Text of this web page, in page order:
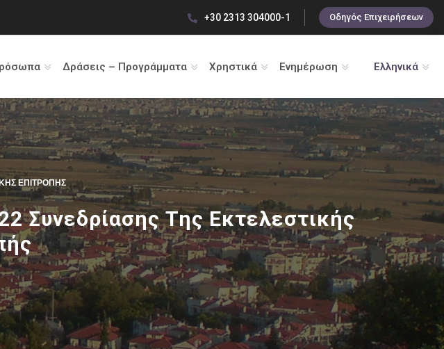
+30 2313 304000-1 Οδηγός Επιχειρήσεων
Δράσεις – Προγράμματα Χρηστικά Ενημέρωση Ελληνικά
ΕΠΙΤΡΟΠΉΣ
Συνεδρίασης Της Εκτελεστικής